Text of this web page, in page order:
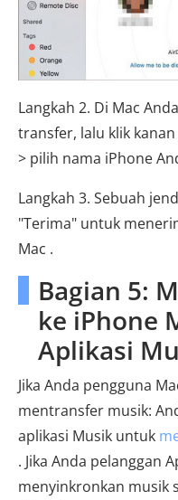
Langkah 2. Di Mac
transfer, lalu klik
> pilih nama iPhone
Langkah 3. Sebuah
"Terima" untuk
Mac .
Bagian 5:
ke iPhone
Aplikasi
Jika Anda pengguna
mentransfer musik:
aplikasi Musik untuk
. Jika Anda pelanggan
menyinkronkan musik